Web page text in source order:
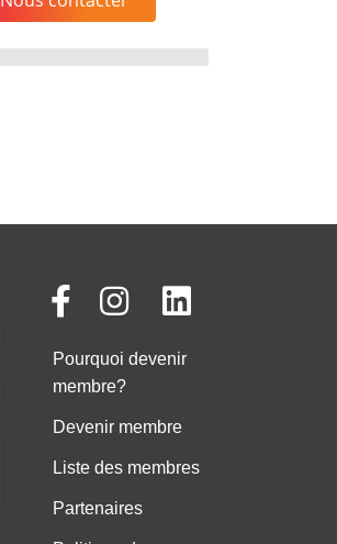
Pourquoi devenir
membre?
Devenir membre
Liste des membres
Partenaires